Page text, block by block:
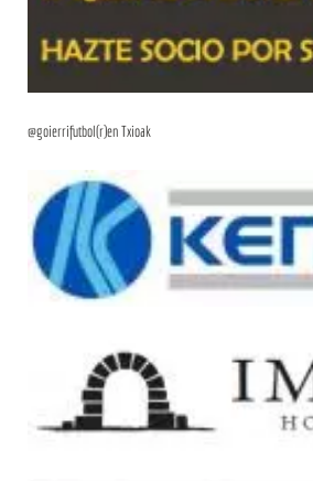
@goierrifutbol(r)en Txioak